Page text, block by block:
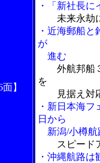
】
・「新社長
未来永劫
・近海郵船
が
進む
外航邦船
を
見据え対
・新日本海
日から
新潟/小樽航
スピード
・沖縄航路